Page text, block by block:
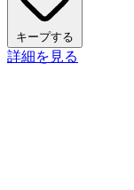
キープする
詳細を見る